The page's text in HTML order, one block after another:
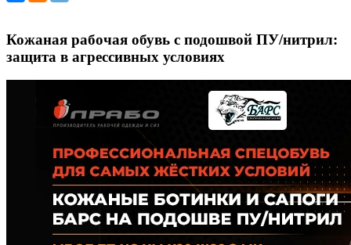
Кожаная рабочая обувь с подошвой ПУ/нитрил:
защита в агрессивных условиях